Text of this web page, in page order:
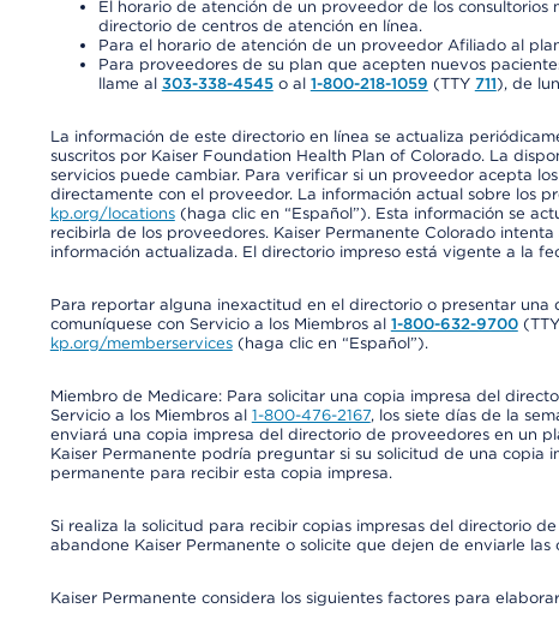
El horario de atención de un proveedor de los consultorios
directorio de centros de atención en línea.
Para el horario de atención de un proveedor Afiliado al
Para proveedores de su plan que acepten nuevos
llame al 303-338-4545o al 1-800-218-1059 (TTY 711), de
La información de este directorio en línea se actualiza
suscritos por Kaiser Foundation Health Plan of Colorado. La
servicios puede cambiar. Para verificar si un proveedor acepta
directamente con el proveedor. La información actual sobre los
kp.org/locations(haga clic en “Español”). Esta información se
recibirla de los proveedores. Kaiser Permanente Colorado
información actualizada. El directorio impreso está vigente a la
Para reportar alguna inexactitud en el directorio o presentar una
comuníquese con Servicio a los Miembros al 1-800-632-9700(TTY
kp.org/memberservices(haga clic en “Español”).
Miembro de Medicare: Para solicitar una copia impresa del
Servicio a los Miembros al 1-800-476-2167, los siete días de la
enviará una copia impresa del directorio de proveedores en un
Kaiser Permanente podría preguntar si su solicitud de una copia
permanente para recibir esta copia impresa.
Si realiza la solicitud para recibir copias impresas del directorio
abandone Kaiser Permanente o solicite que dejen de enviarle las
Kaiser Permanente considera los siguientes factores para